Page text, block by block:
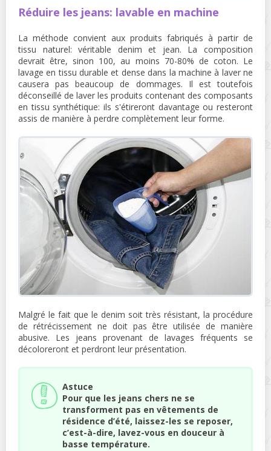
Réduire les jeans: lavable en machine
La méthode convient aux produits fabriqués à partir de
tissu naturel: véritable denim et jean. La composition
devrait être, sinon 100, au moins 70-80% de coton. Le
lavage en tissu durable et dense dans la machine à laver ne
causera pas beaucoup de dommages. Il est toutefois
déconseillé de laver les produits contenant des composants
en tissu synthétique: ils s'étireront davantage ou resteront
assis de manière à perdre complètement leur forme.
Malgré le fait que le denim soit très résistant, la procédure
de rétrécissement ne doit pas être utilisée de manière
abusive. Les jeans provenant de lavages fréquents se
décoloreront et perdront leur présentation.
Astuce
Pour que les jeans chers ne se
transforment pas en vêtements de
résidence d’été, laissez-les se reposer,
c’est-à-dire, lavez-vous en douceur à
basse température.